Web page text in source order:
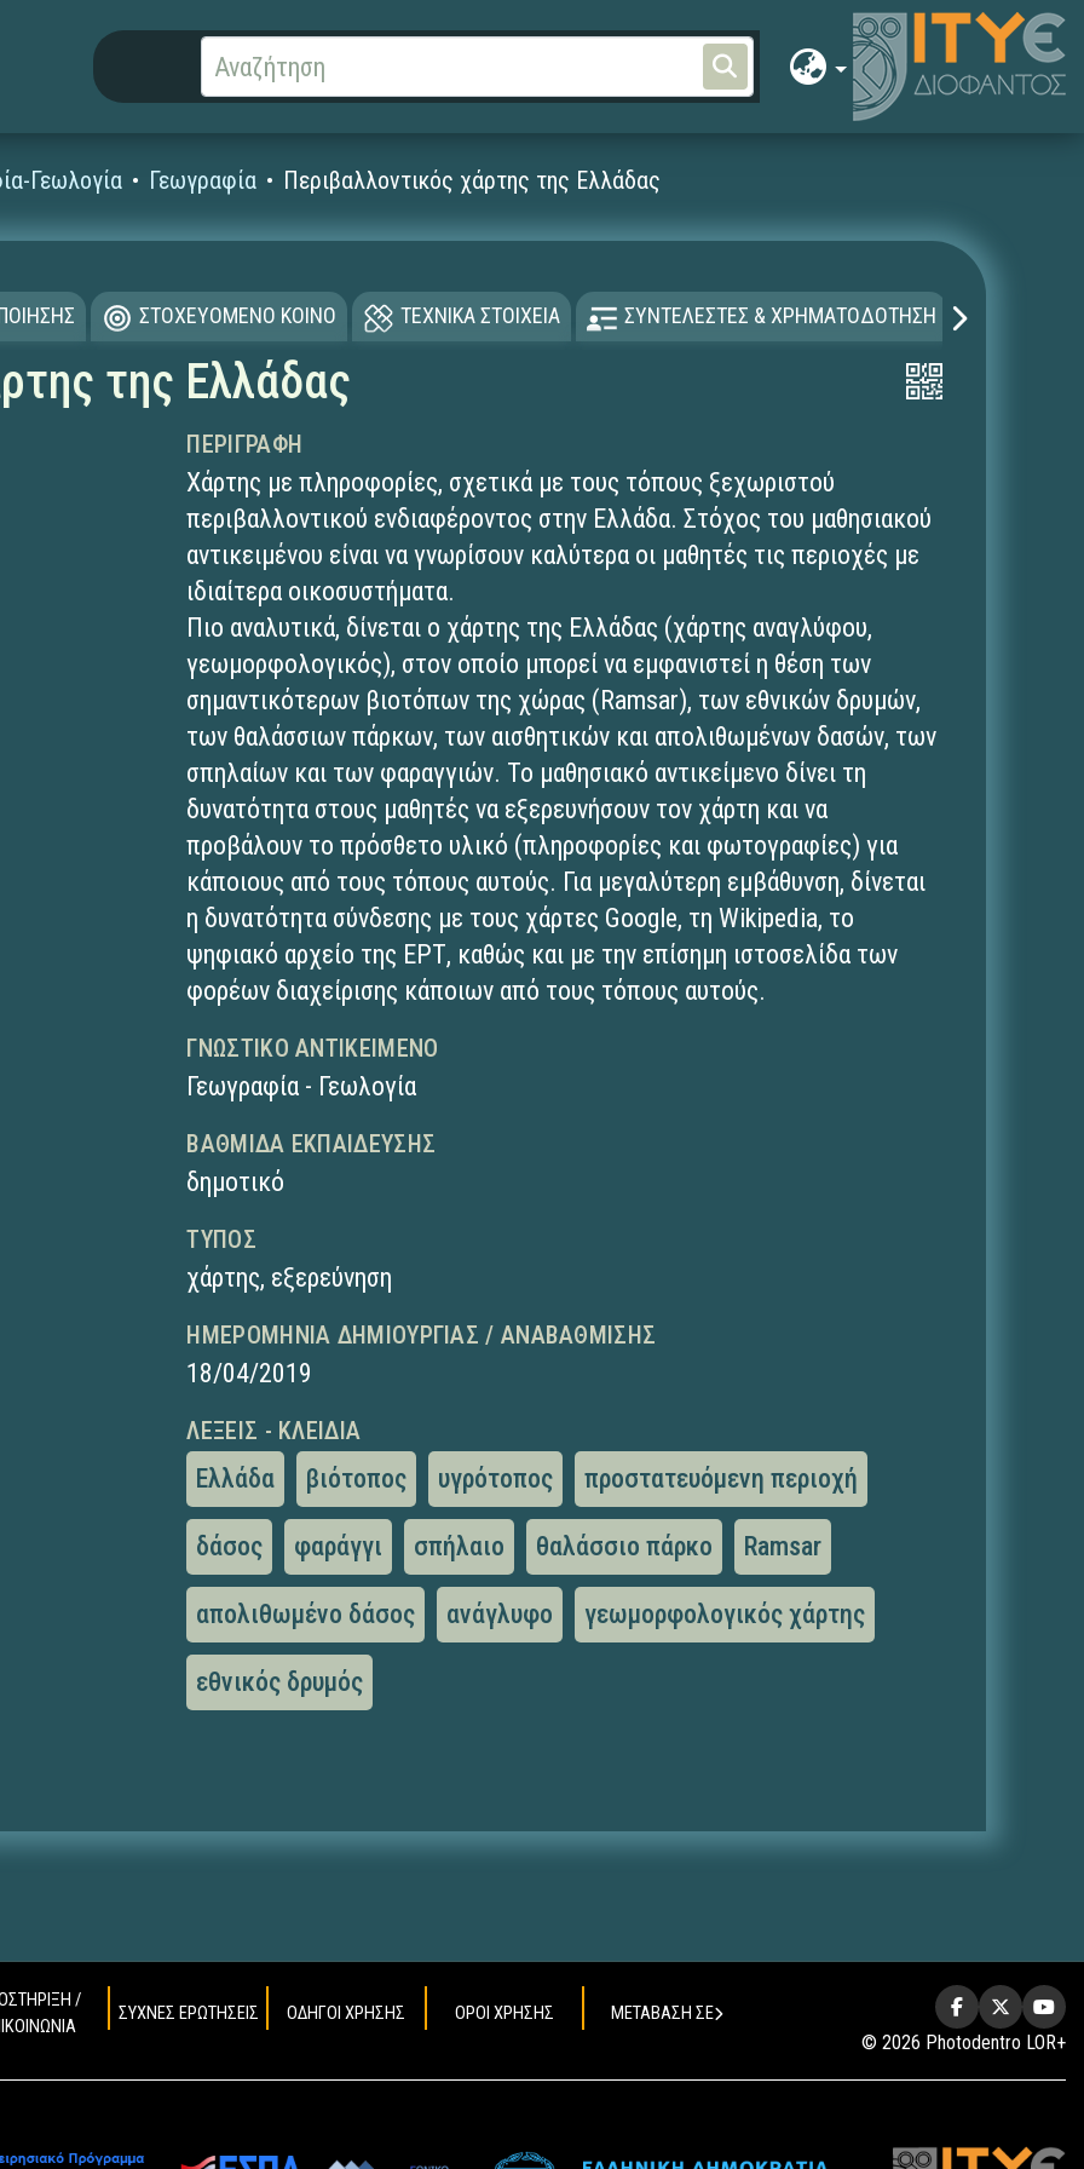
Γεωλογία Γεωγραφία Περιβαλλοντικός χάρτης της Ελλάδας
ΣΤΟΧΕΥΟΜΕΝΟ ΚΟΙΝΟ ΤΕΧΝΙΚΑ ΣΤΟΙΧΕΙΑ ΣΥΝΤΕΛΕΣΤΕΣ & ΧΡΗΜΑΤΟΔΟΤΗΣΗ
της Ελλάδας
ΠΕΡΙΓΡΑΦΉ
Χάρτης με πληροφορίες, σχετικά με τους τόπους ξεχωριστού
περιβαλλοντικού ενδιαφέροντος στην Ελλάδα. Στόχος του μαθησιακού
αντικειμένου είναι να γνωρίσουν καλύτερα οι μαθητές τις περιοχές με
ιδιαίτερα οικοσυστήματα.
Πιο αναλυτικά, δίνεται ο χάρτης της Ελλάδας (χάρτης αναγλύφου,
γεωμορφολογικός), στον οποίο μπορεί να εμφανιστεί η θέση των
σημαντικότερων βιοτόπων της χώρας (Ramsar), των εθνικών δρυμών,
των θαλάσσιων πάρκων, των αισθητικών και απολιθωμένων δασών, των
σπηλαίων και των φαραγγιών. Το μαθησιακό αντικείμενο δίνει τη
δυνατότητα στους μαθητές να εξερευνήσουν τον χάρτη και να
προβάλουν το πρόσθετο υλικό (πληροφορίες και φωτογραφίες) για
κάποιους από τους τόπους αυτούς. Για μεγαλύτερη εμβάθυνση, δίνεται
η δυνατότητα σύνδεσης με τους χάρτες Google, τη Wikipedia, το
ψηφιακό αρχείο της ΕΡΤ, καθώς και με την επίσημη ιστοσελίδα των
φορέων διαχείρισης κάποιων από τους τόπους αυτούς.
ΓΝΩΣΤΙΚΌ ΑΝΤΙΚΕΊΜΕΝΟ
Γεωγραφία - Γεωλογία
ΒΑΘΜΊΔΑ ΕΚΠΑΊΔΕΥΣΗΣ
δημοτικό
ΤΎΠΟΣ
χάρτης, εξερεύνηση
ΗΜΕΡΟΜΗΝΊΑ ΔΗΜΙΟΥΡΓΊΑΣ / ΑΝΑΒΆΘΜΙΣΗΣ
18/04/2019
ΛΈΞΕΙΣ - ΚΛΕΙΔΙΆ
Ελλάδα βιότοπος υγρότοπος προστατευόμενη περιοχή
δάσος φαράγγι σπήλαιο θαλάσσιο πάρκο Ramsar
απολιθωμένο δάσος ανάγλυφο γεωμορφολογικός χάρτης
εθνικός δρυμός
/
ΣΥΧΝΕΣ ΕΡΩΤΗΣΕΙΣ ΟΔΗΓΟΙ ΧΡΗΣΗΣ ΟΡΟΙ ΧΡΗΣΗΣ ΜΕΤΑΒΑΣΗ ΣΕ
© 2026 Photodentro LOR+